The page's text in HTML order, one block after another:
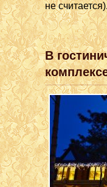
не
В